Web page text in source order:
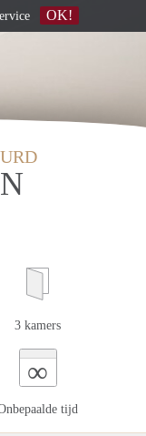
3 kamers
∞
tijd
OK!